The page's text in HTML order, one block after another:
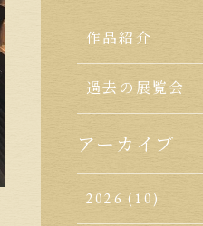
作品紹介
過去の展覧会
アーカイブ
2026 (10)